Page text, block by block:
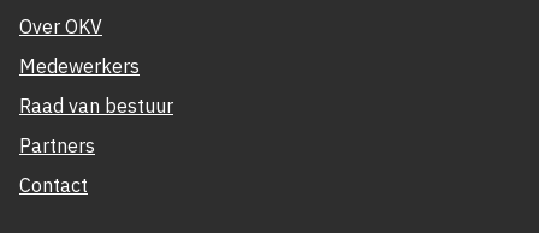
Over OKV
Medewerkers
Raad van bestuur
Partners
Contact